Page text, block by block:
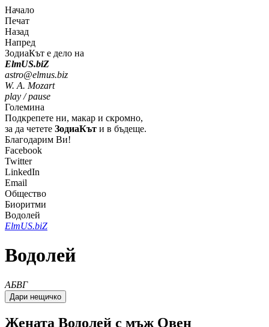
Начало
Печат
Назад
Напред
ЗодиаКът е дело на
ElmUS.biZ
astro@elmus.biz
W. A. Mozart
play / pause
Големина
Подкрепете ни, макар и скромно,
за да четете ЗодиаКът и в бъдеще.
Благодарим Ви!
Facebook
Twitter
LinkedIn
Email
Общество
Биоритми
Водолей
ElmUS.biZ
Водолей
AБВГ
Жената Водолей с мъж Овен